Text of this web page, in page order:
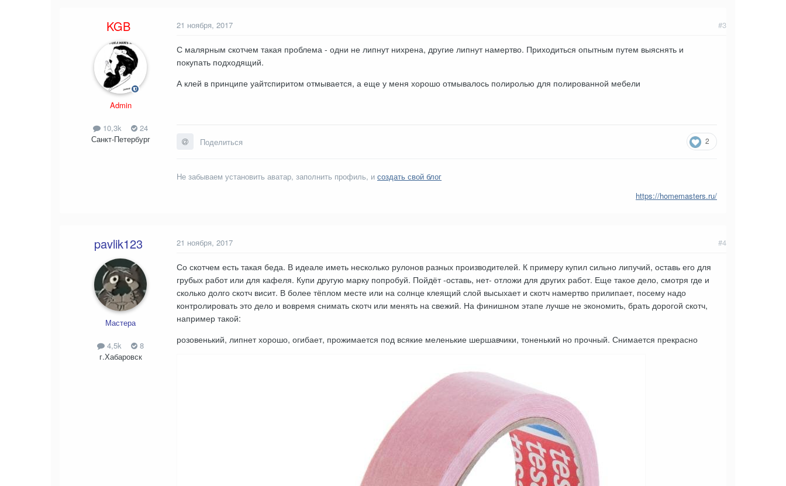
KGB
Admin
10,3k
24
Санкт-Петербург
#3
21 ноября, 2017
С малярным скотчем такая проблема - одни не липнут нихрена, другие липнут намертво. Приходиться опытным путем выяснять и
покупать подходящий.
А клей в принципе уайтспиритом отмывается, а еще у меня хорошо отмывалось полиролью для полированной мебели
2
Поделиться
Не забываем установить аватар, заполнить профиль, и создать свой блог
https://homemasters.ru/
pavlik123
Мастера
4,5k
8
г.Хабаровск
#4
21 ноября, 2017
Со скотчем есть такая беда. В идеале иметь несколько рулонов разных производителей. К примеру купил сильно липучий, оставь его для
грубых работ или для кафеля. Купи другую марку попробуй. Пойдёт -оставь, нет- отложи для других работ. Еще такое дело, смотря где и
сколько долго скотч висит. В более тёплом месте или на солнце клеящий слой высыхает и скотч намертво прилипает, посему надо
контролировать это дело и вовремя снимать скотч или менять на свежий. На финишном этапе лучше не экономить, брать дорогой скотч,
например такой:
розовенький, липнет хорошо, огибает, прожимается под всякие меленькие шершавчики, тоненький но прочный. Снимается прекрасно